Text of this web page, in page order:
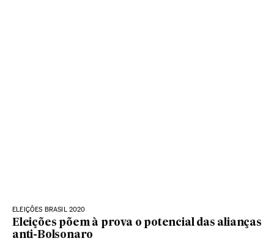
ELEIÇÕES BRASIL 2020
Eleições põem à prova o potencial das alianças
anti-Bolsonaro